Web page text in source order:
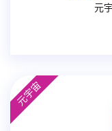
元
元宇宙